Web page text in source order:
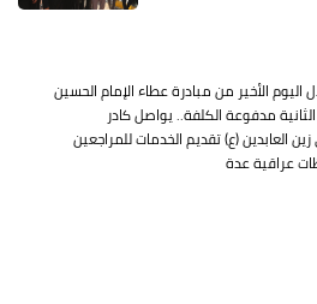
اليوم الأخير من مبادرة عطاء الإمام الحسين
مدفوعة الكلفة.. يواصل كادر
العابدين (ع) تقديم الخدمات للمراجعين
عراقية عدة